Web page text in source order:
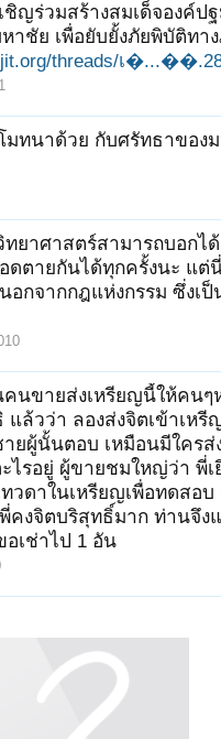
เชิญร่วมสร้างสมเด็จองค์ป
าชัย เพื่อยับยั้งภัยพิบัติทา
threads/เ
มทนาด้วย กับศรัทธาของ
ทยาศาสตร์สามารถบอกไ
ดตายกันได้ทุกครั้งนะ แต่
อกจากกฎแห่งกรรม ซึ่งเ
คนขายส่งเหรียญนี้ให้คนๆ
แล้วว่า ลองส่งจิตเข้าเหรี
ยผู้นั้นตอบ เหมือนมีใครส่
ไรอยู่ ผู้ขายชมใหญ่ว่า พี่เ
วดาในเหรียญเพื่อทดสอบ
คงจิตบริสุทธิ์มาก ท่านจึง
เช่าไป 1 อัน